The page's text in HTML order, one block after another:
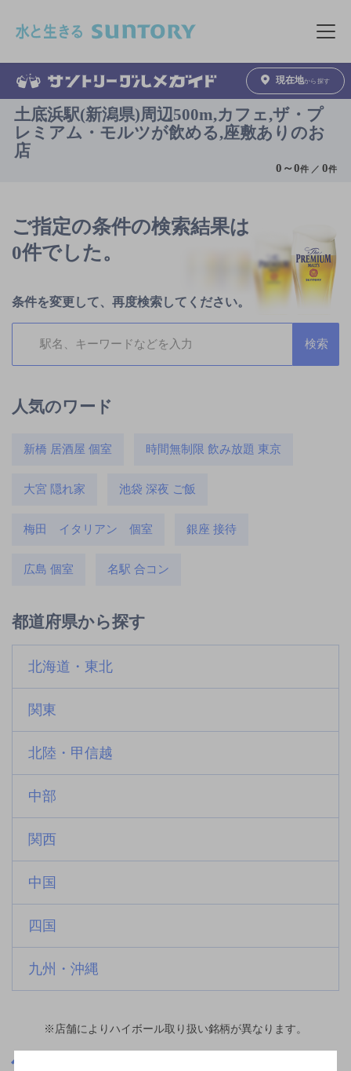
メニュ
現在地から探す
土底浜駅(新潟県)周辺500m,カフェ,ザ・プ
レミアム・モルツが飲める,座敷ありのお
店
0 ～0件 ／0件
ご指定の条件の検索結果は
0件でした。
条件を変更して、再度検索してください。
人気のワード
新橋 居酒屋 個室 時間無制限 飲み放題 東京
大宮 隠れ家 池袋 深夜 ご飯
梅田 イタリアン 個室 銀座 接待
広島 個室 名駅 合コン
都道府県から探す
北海道・東北
関東
北陸・甲信越
中部
関西
中国
四国
九州・沖縄
※店舗によりハイボール取り扱い銘柄が異なります。